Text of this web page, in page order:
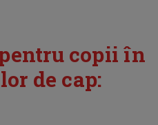
copii în
de cap: